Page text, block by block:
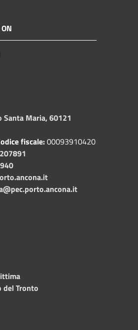
Santa Maria, 60121
fiscale:00093910420
del Tronto